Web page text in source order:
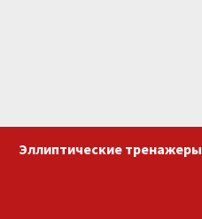
Эллиптические тренажеры